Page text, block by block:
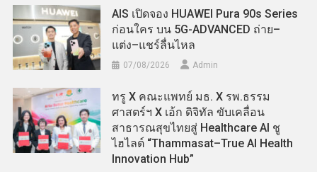
AIS เปิดจอง HUAWEI Pura 90s Series
ก่อนใคร บน 5G-ADVANCED ถ่าย–
แต่ง–แชร์ลื่นไหล
07/08/2026 Admin
ทรู X คณะแพทย์ มธ. X รพ.ธรรม
ศาสตร์ฯ X เอ้ก ดิจิทัล ขับเคลื่อน
สาธารณสุขไทยสู่ Healthcare AI ชู
ไฮไลต์ “Thammasat–True AI Health
Innovation Hub”